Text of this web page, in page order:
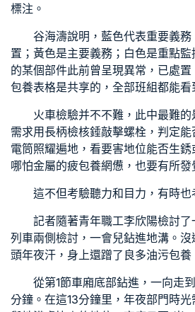
標注。
谷海濤說明，藍色代表重要義務
置；黃色是主要義務；白色是重點
的某個部件此前曾呈現異常，已處
包養表格是共享的，全部班組都能看
火車檢驗并不不難，此中最難
需求用長柄檢核錘敲擊螺栓，判定
電筒照耀遍地，看要害地位能否生銹
哪怕金屬的疲包養網憊，也要有所發
這不但考驗聽力和目力，有時也
記者隨著青年職工李欣陽檢討
列車兩側檢討，一會兒鉆進地溝。
頭年夜汗，身上還蹭了良多油污包養
從第1節車廂底部鉆進，一向走
分鐘。在這13分鐘里，年夜部門時